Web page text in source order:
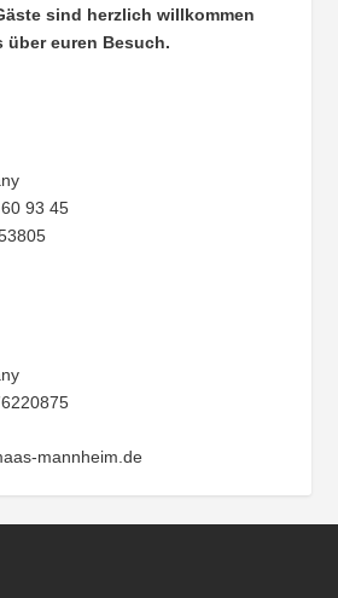
sind herzlich willkommen
über euren Besuch.
93 45
mannheim.de